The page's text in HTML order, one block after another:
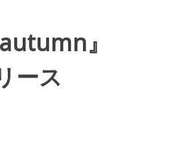
』
ース